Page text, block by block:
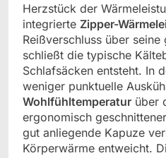
Herzstück der
integrierte Zipper-
Reißverschluss über seine
schließt die typische
Schlafsäcken entsteht. In
weniger punktuelle
Wohlfühltemperatur über
ergonomisch
gut anliegende Kapuze
Körperwärme entweicht.